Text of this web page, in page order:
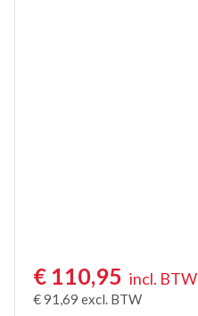
€ 110,95 incl. BTW
€91,69 excl. BTW